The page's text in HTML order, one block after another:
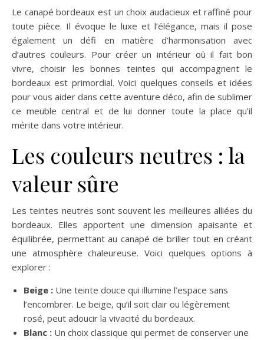
Le canapé bordeaux est un choix audacieux et raffiné pour
toute pièce. Il évoque le luxe et l’élégance, mais il pose
également un défi en matière d’harmonisation avec
d’autres couleurs. Pour créer un intérieur où il fait bon
vivre, choisir les bonnes teintes qui accompagnent le
bordeaux est primordial. Voici quelques conseils et idées
pour vous aider dans cette aventure déco, afin de sublimer
ce meuble central et de lui donner toute la place qu’il
mérite dans votre intérieur.
Les couleurs neutres : la
valeur sûre
Les teintes neutres sont souvent les meilleures alliées du
bordeaux. Elles apportent une dimension apaisante et
équilibrée, permettant au canapé de briller tout en créant
une atmosphère chaleureuse. Voici quelques options à
explorer :
Beige : Une teinte douce qui illumine l’espace sans
l’encombrer. Le beige, qu’il soit clair ou légèrement
rosé, peut adoucir la vivacité du bordeaux.
Blanc : Un choix classique qui permet de conserver une